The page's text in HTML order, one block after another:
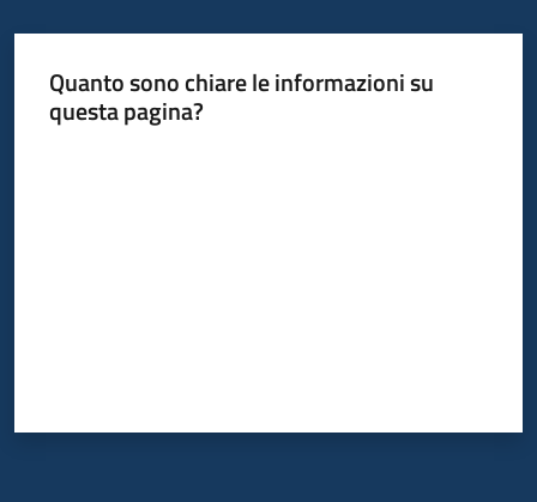
Quanto sono chiare le informazioni su
questa pagina?